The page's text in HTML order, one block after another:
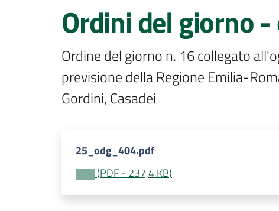
Ordini del giorno
Ordine del giorno n. 16 collegato
previsione della Regione Emilia-
Gordini, Casadei
25_odg_404.pdf
(PDF- 237,4 KB)